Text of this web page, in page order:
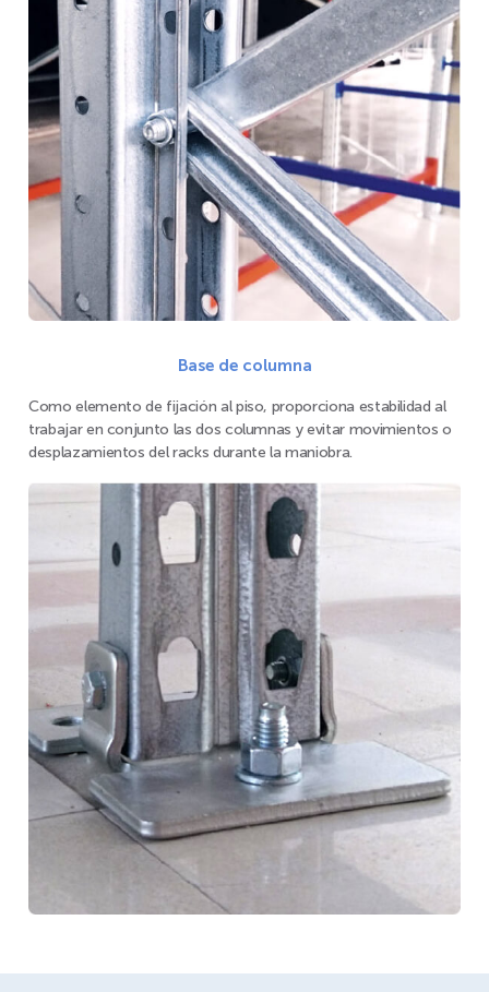
Base de columna
Como elemento de fijación al piso, proporciona estabilidad al
trabajar en conjunto las dos columnas y evitar movimientos o
desplazamientos del racks durante la maniobra.